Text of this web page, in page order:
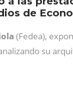
de
(Fedea),
su